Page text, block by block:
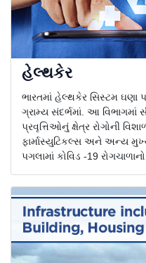
હેલ્થકેર
ભારતમાં હેલ્થકેર સિસ્ટમ ઘણા
ગ્રામ્ય સંદર્ભમાં. આ
પ્રવૃત્તિઓનું ક્ષેત્ર રોગોની
ફાર્માસ્યુટિકલ્સ અને અન્ય
પગલામાં કોવિડ -19